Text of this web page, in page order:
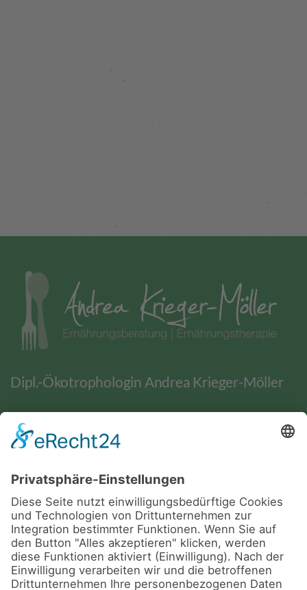
Dipl.-Ökotrophologin Andrea Krieger-Möller
BERATUNG
Ernährungstherapie
BGF / BGM
Vorträge und Workshops
WEITERE ANGEBOTE
Kurse
BIA-Messung
Yoga
LINKS